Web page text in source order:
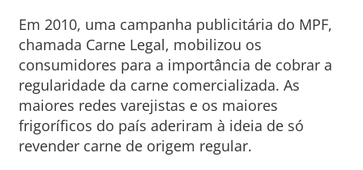
Em 2010, uma campanha publicitária do MPF,
chamada Carne Legal, mobilizou os
consumidores para a importância de cobrar a
regularidade da carne comercializada. As
maiores redes varejistas e os maiores
frigoríficos do país aderiram à ideia de só
revender carne de origem regular.